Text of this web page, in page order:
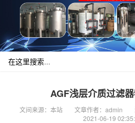
AGF浅层介质过滤
文间来源：本站 文章作者：admin
2021-06-19